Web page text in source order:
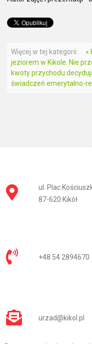
Więcej w tej kategorii:
«
jeziorem w Kikole. Nie
kwoty przychodu
świadczeń emerytalno-
ul. Plac
87-620 Kikół
+48 54 2894670
urzad@kikol.pl